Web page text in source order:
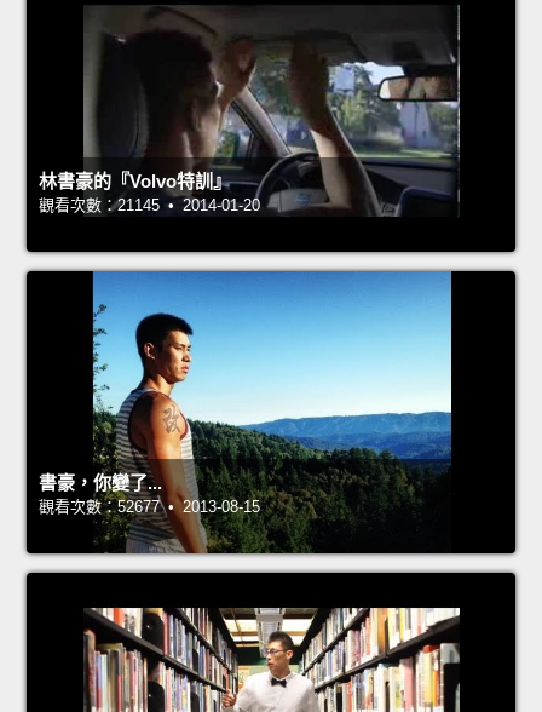
林書豪的『Volvo特訓』
觀看次數：21145 • 2014-01-20
書豪，你變了...
觀看次數：52677 • 2013-08-15